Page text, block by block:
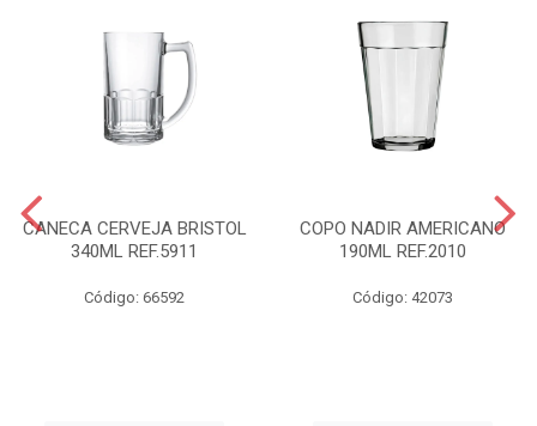
CANECA CERVEJA BRISTOL
340ML REF.5911
Código: 66592
COPO NADIR AMERICANO
190ML REF.2010
Código: 42073